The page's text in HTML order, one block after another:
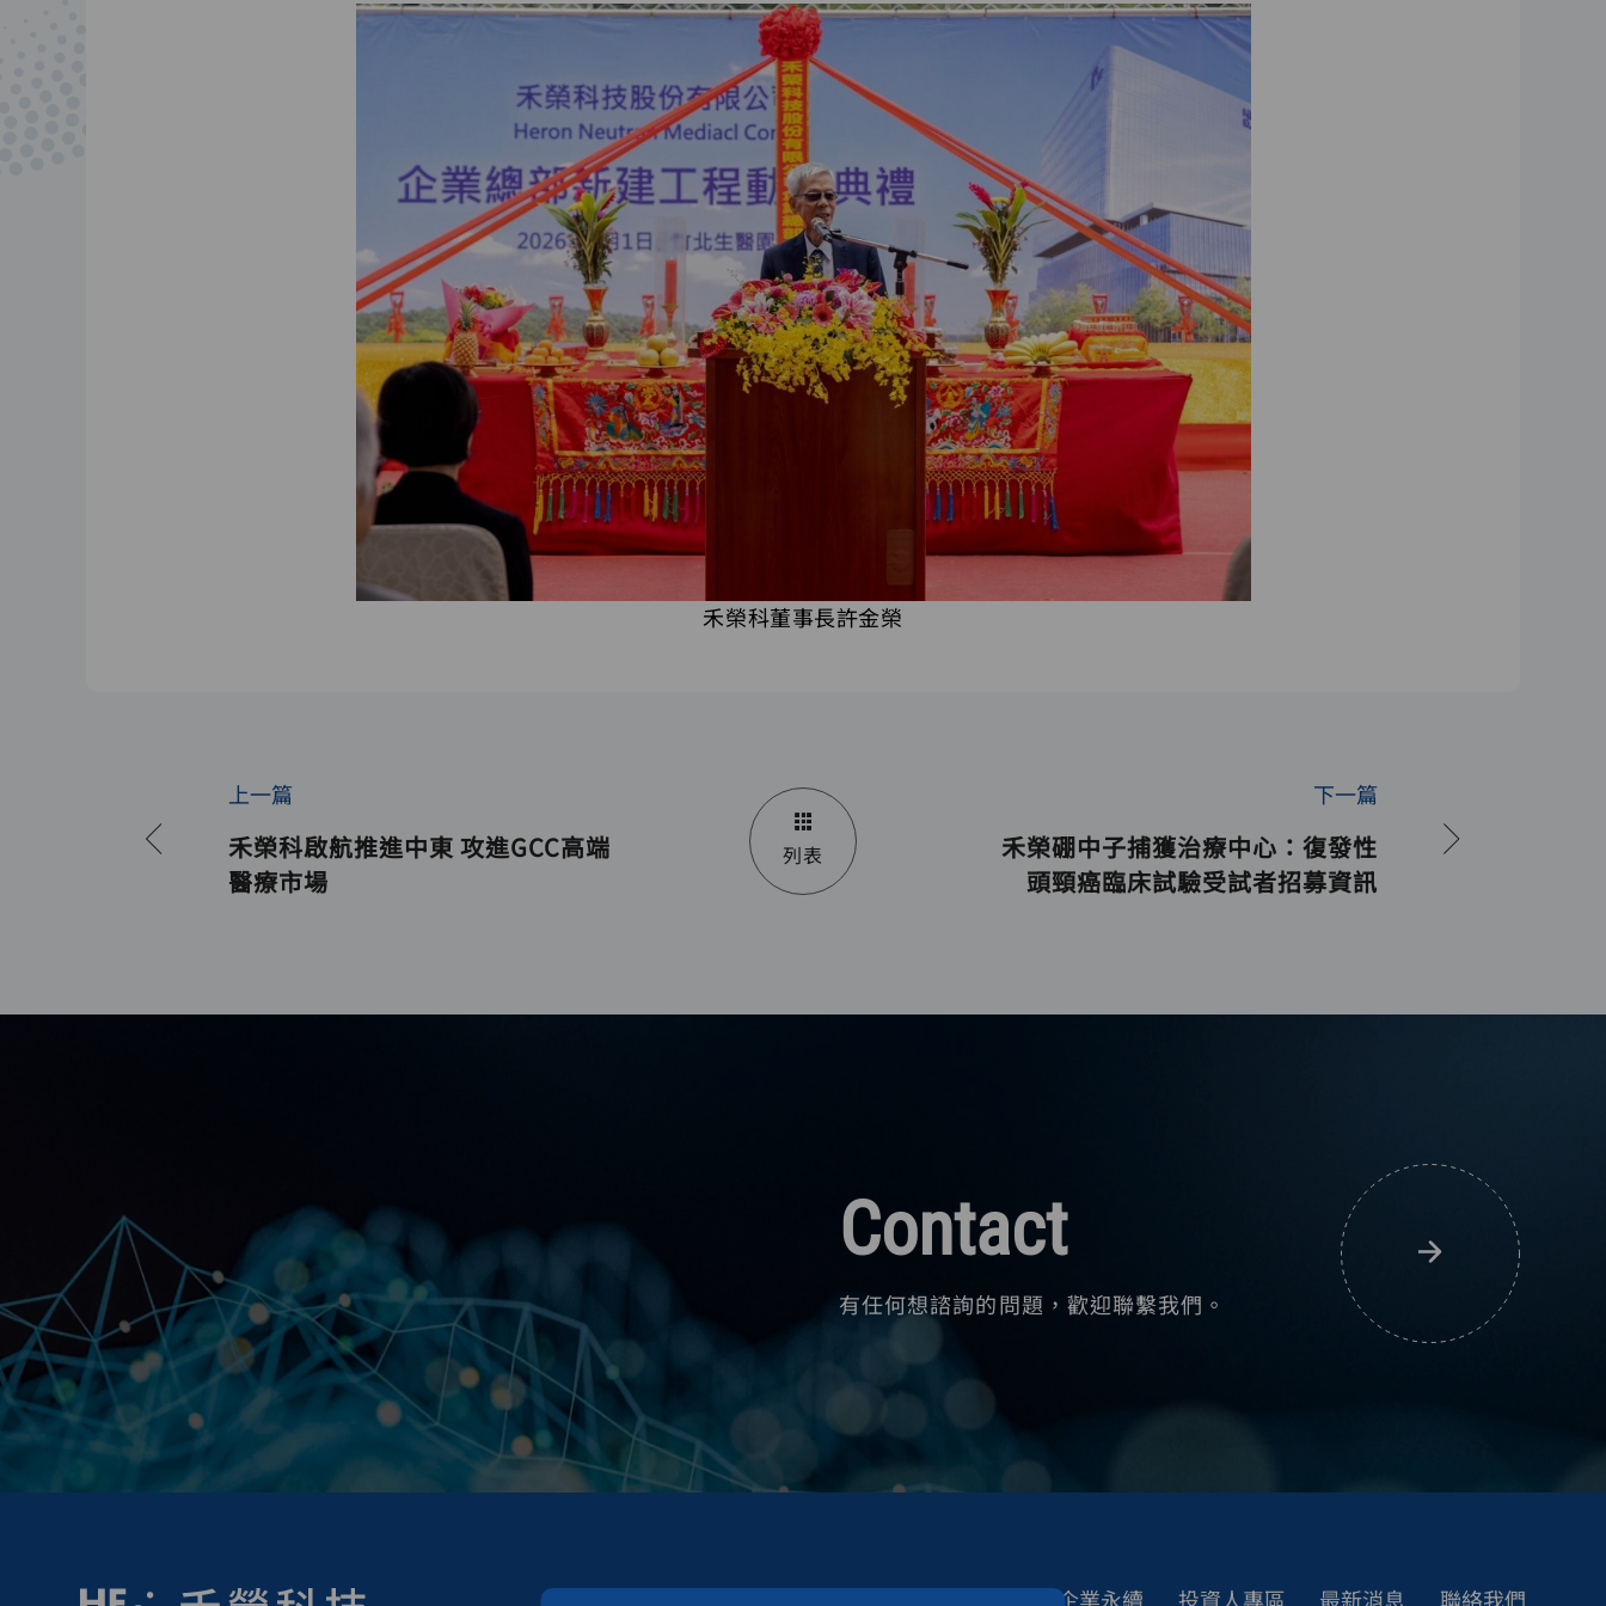
禾榮科董事長許金榮
上一篇
禾榮科啟航推進中東 攻進GCC高端
醫療市場
列表
下一篇
禾榮硼中子捕獲治療中心：復發性
頭頸癌臨床試驗受試者招募資訊
Contact
有任何想諮詢的問題，歡迎聯繫我們。
關於我們 BNCT療法 產品與服務 知識 企業永續 投資人專區 最新消息 聯絡我們